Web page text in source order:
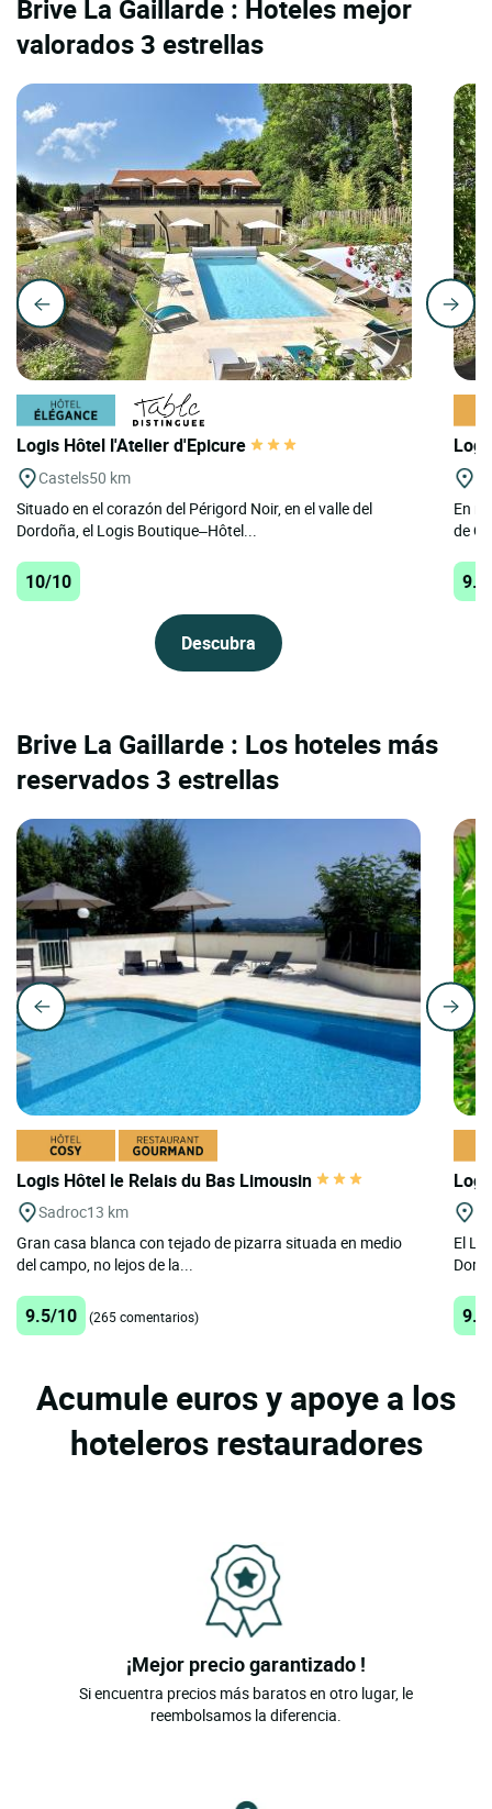
Brive La Gaillarde : Hoteles mejor
valorados 3 estrellas
Logis Hôtel l'Atelier d'Epicure
Castels50 km
Situado en el corazón del Périgord Noir, en el valle del
Dordoña, el Logis Boutique–Hôtel...
10/10
Descubra
En
de
Brive La Gaillarde : Los hoteles más
reservados 3 estrellas
Logis Hôtel le Relais du Bas Limousin
Sadroc13 km
Gran casa blanca con tejado de pizarra situada en medio
del campo, no lejos de la...
9.5/10 (265 comentarios)
El
Acumule euros y apoye a los
hoteleros restauradores
¡Mejor precio garantizado !
Si encuentra precios más baratos en otro lugar, le
reembolsamos la diferencia.